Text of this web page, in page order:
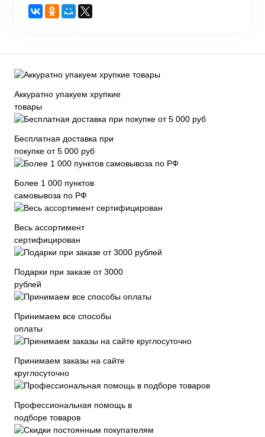
Аккуратно упакуем хрупкие
товары
Бесплатная доставка при
покупке от 5 000 руб
Более 1 000 пунктов
самовывоза по РФ
Весь ассортимент
сертифицирован
Подарки при заказе от 3000
рублей
Принимаем все способы
оплаты
Принимаем заказы на сайте
круглосуточно
Профессиональная помощь в
подборе товаров